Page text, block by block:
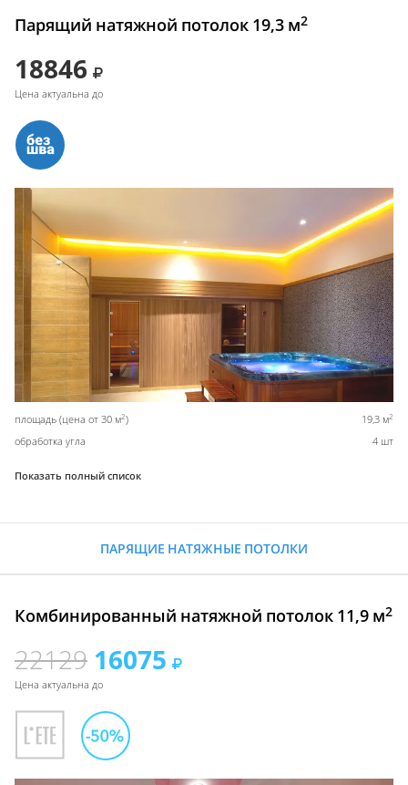
Парящий натяжной потолок 19,3 м2
18846
Цена актуальна до
площадь (цена от 30 м2) 19,3 м2
обработка угла 4 шт
Показать полный список
ПАРЯЩИЕ НАТЯЖНЫЕ ПОТОЛКИ
Комбинированный натяжной потолок 11,9 м2
22129 16075
Цена актуальна до